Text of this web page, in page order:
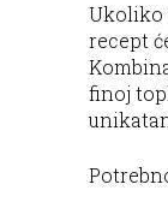
Ukoliko
recept
finoj